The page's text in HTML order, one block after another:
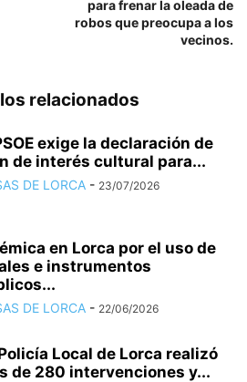
para frenar la oleada de
robos que preocupa a los
vecinos.
relacionados
exige la declaración de
de interés cultural para...
DE LORCA - 23/07/2026
en Lorca por el uso de
e instrumentos
DE LORCA - 22/06/2026
Local de Lorca realizó
de 280 intervenciones y...